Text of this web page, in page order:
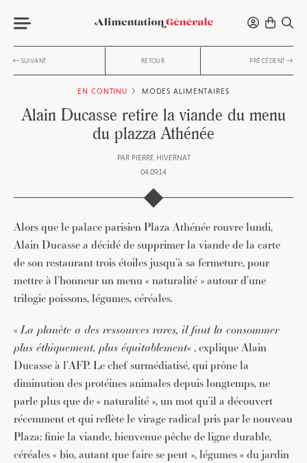
SUIVANT RETOUR PRÉCÉDENT
EN CONTINU MODES ALIMENTAIRES
Alain Ducasse retire la viande du menu
du plazza Athénée
PAR PIERRE HIVERNAT
04.09.14
Alors que le palace parisien Plaza Athénée rouvre lundi,
Alain Ducasse a décidé de supprimer la viande de la carte
de son restaurant trois étoiles jusqu’à sa fermeture, pour
mettre à l’honneur un menu « naturalité » autour d’une
trilogie poissons, légumes, céréales.
«La planète a des ressources rares, il faut la consommer
plus éthiquement, plus équitablement« , explique Alain
Ducasse à l’AFP. Le chef surmédiatisé, qui prône la
diminution des protéines animales depuis longtemps, ne
parle plus que de « naturalité », un mot qu’il a découvert
récemment et qui reflète le virage radical pris par le nouveau
Plaza: finie la viande, bienvenue pêche de ligne durable,
céréales « bio, autant que faire se peut », légumes « du jardin